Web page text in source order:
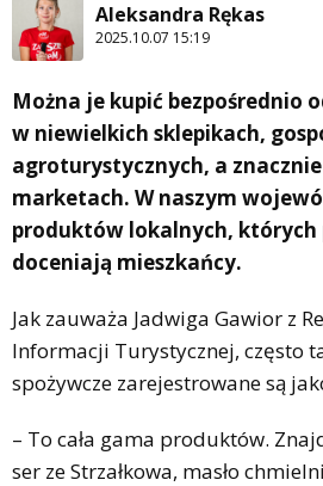
Aleksandra Rękas
2025.10.07 15:19
Można je kupić bezpośrednio
w niewielkich sklepikach,
agroturystycznych, a
marketach. W naszym
produktów lokalnych, których
doceniają mieszkańcy.
Jak zauważa Jadwiga Gawior z
Informacji Turystycznej, często
spożywcze zarejestrowane są
– To cała gama produktów.
ser ze Strzałkowa, masło